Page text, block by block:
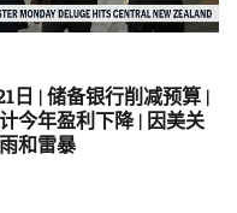
日 | 储备银行削减预算 |
今年盈利下降 | 因美关
和雷暴